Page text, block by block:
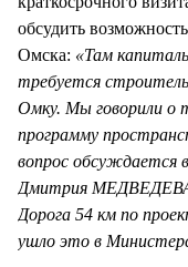
обсудить
Омска: «Там
требуется
Омку. Мы говорили о
программу
вопрос обсуждается
Дмитрия
Дорога 54 км по
ушло это в